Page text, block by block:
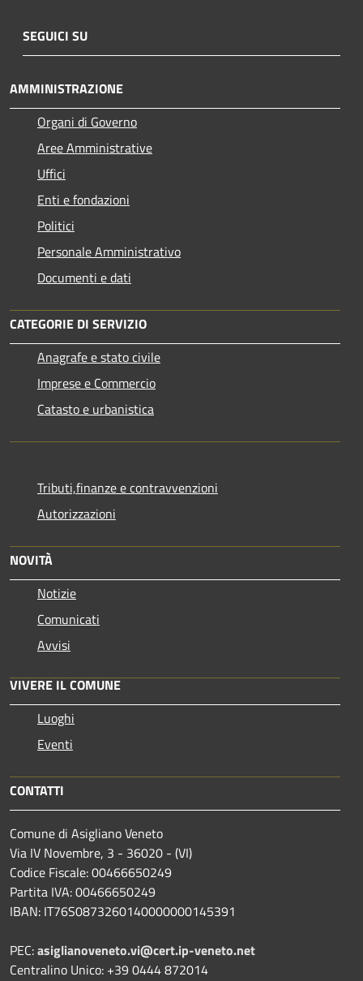
SEGUICI SU
AMMINISTRAZIONE
Organi di Governo
Aree Amministrative
Uffici
Enti e fondazioni
Politici
Personale Amministrativo
Documenti e dati
CATEGORIE DI SERVIZIO
Anagrafe e stato civile
Imprese e Commercio
Catasto e urbanistica
Tributi,finanze e contravvenzioni
Autorizzazioni
NOVITÀ
Notizie
Comunicati
Avvisi
VIVERE IL COMUNE
Luoghi
Eventi
CONTATTI
Comune di Asigliano Veneto
Via IV Novembre, 3 - 36020 - (VI)
Codice Fiscale: 00466650249
Partita IVA: 00466650249
IBAN: IT76S0873260140000000145391
PEC:asiglianoveneto.vi@cert.ip-veneto.net
Centralino Unico: +39 0444 872014